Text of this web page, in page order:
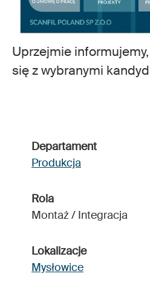
Uprzejmie
się z wybranymi
Departament
Produkcja
Rola
Montaż / Integracja
Lokalizacje
Mysłowice